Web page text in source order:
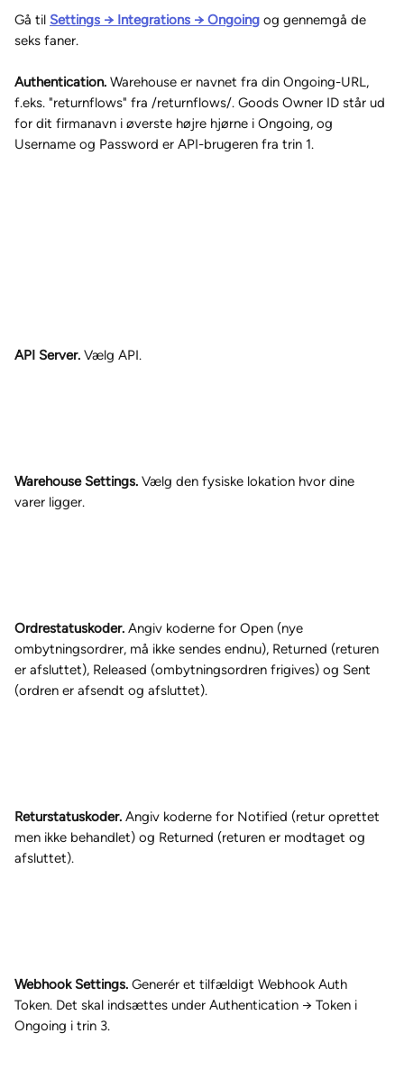
Gå til Settings → Integrations → Ongoing og gennemgå de
seks faner.
Authentication. Warehouse er navnet fra din Ongoing-URL,
f.eks. "returnflows" fra /returnflows/. Goods Owner ID står ud
for dit firmanavn i øverste højre hjørne i Ongoing, og
Username og Password er API-brugeren fra trin 1.
API Server. Vælg API.
Warehouse Settings. Vælg den fysiske lokation hvor dine
varer ligger.
Ordrestatuskoder. Angiv koderne for Open (nye
ombytningsordrer, må ikke sendes endnu), Returned (returen
er afsluttet), Released (ombytningsordren frigives) og Sent
(ordren er afsendt og afsluttet).
Returstatuskoder. Angiv koderne for Notified (retur oprettet
men ikke behandlet) og Returned (returen er modtaget og
afsluttet).
Webhook Settings. Generér et tilfældigt Webhook Auth
Token. Det skal indsættes under Authentication → Token i
Ongoing i trin 3.